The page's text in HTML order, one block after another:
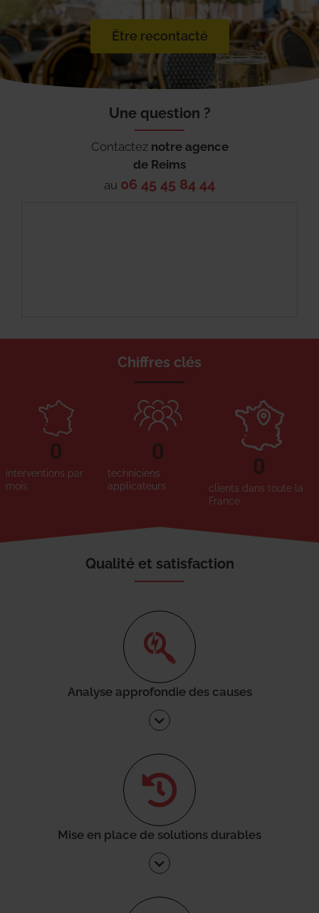
Être recontacté
Une question ?
Contactez notre agence
de Reims
au 06 45 45 84 44
Chiffres clés
interventions par
mois
0
techniciens
applicateurs
0
clients dans toute la
France
0
Qualité et satisfaction
Analyse approfondie des causes
Mise en place de solutions durables